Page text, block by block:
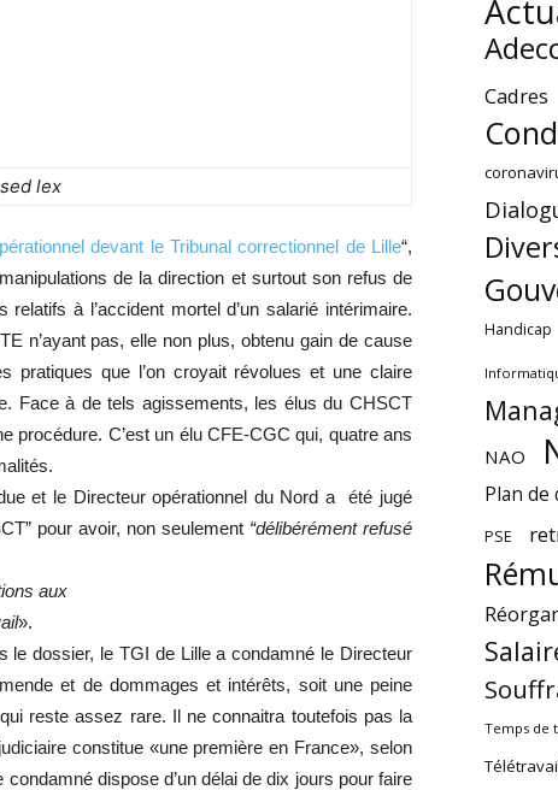
lex
devant le Tribunal correctionnel de Lille“,
de la direction et surtout son refus de
à l’accident mortel d’un salarié intérimaire.
n’ayant pas, elle non plus, obtenu gain de cause
pratiques que l’on croyait révolues et une claire
Face à de tels agissements, les élus du CHSCT
procédure. C’est un élu CFE-CGC qui, quatre ans
et le Directeur opérationnel du Nord a été jugé
pour avoir, non seulement “délibérément refusé
aux
».
dossier, le TGI de Lille a condamné le Directeur
et de dommages et intérêts, soit une peine
reste assez rare. Il ne connaitra toutefois pas la
constitue «une première en France», selon
dispose d’un délai de dix jours pour faire
Cadres
Handicap
NAO
Plan
PSE
Temps de